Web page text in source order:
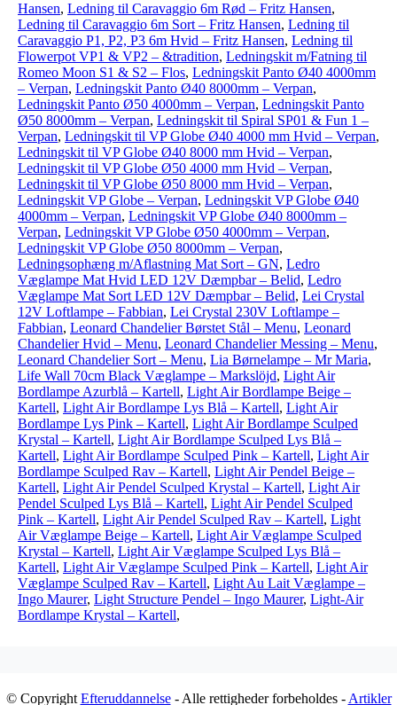
Hansen, Ledning til Caravaggio 6m Rød – Fritz Hansen,
Ledning til Caravaggio 6m Sort – Fritz Hansen, Ledning til
Caravaggio P1, P2, P3 6m Hvid – Fritz Hansen, Ledning til
Flowerpot VP1 & VP2 – &tradition, Ledningskit m/Fatning til
Romeo Moon S1 & S2 – Flos, Ledningskit Panto Ø40 4000mm
– Verpan, Ledningskit Panto Ø40 8000mm – Verpan,
Ledningskit Panto Ø50 4000mm – Verpan, Ledningskit Panto
Ø50 8000mm – Verpan, Ledningskit til Spiral SP01 & Fun 1 –
Verpan, Ledningskit til VP Globe Ø40 4000 mm Hvid – Verpan,
Ledningskit til VP Globe Ø40 8000 mm Hvid – Verpan,
Ledningskit til VP Globe Ø50 4000 mm Hvid – Verpan,
Ledningskit til VP Globe Ø50 8000 mm Hvid – Verpan,
Ledningskit VP Globe – Verpan, Ledningskit VP Globe Ø40
4000mm – Verpan, Ledningskit VP Globe Ø40 8000mm –
Verpan, Ledningskit VP Globe Ø50 4000mm – Verpan,
Ledningskit VP Globe Ø50 8000mm – Verpan,
Ledningsophæng m/Aflastning Mat Sort – GN, Ledro
Væglampe Mat Hvid LED 12V Dæmpbar – Belid, Ledro
Væglampe Mat Sort LED 12V Dæmpbar – Belid, Lei Crystal
12V Loftlampe – Fabbian, Lei Crystal 230V Loftlampe –
Fabbian, Leonard Chandelier Børstet Stål – Menu, Leonard
Chandelier Hvid – Menu, Leonard Chandelier Messing – Menu,
Leonard Chandelier Sort – Menu, Lia Børnelampe – Mr Maria,
Life Wall 70cm Black Væglampe – Markslöjd, Light Air
Bordlampe Azurblå – Kartell, Light Air Bordlampe Beige –
Kartell, Light Air Bordlampe Lys Blå – Kartell, Light Air
Bordlampe Lys Pink – Kartell, Light Air Bordlampe Sculped
Krystal – Kartell, Light Air Bordlampe Sculped Lys Blå –
Kartell, Light Air Bordlampe Sculped Pink – Kartell, Light Air
Bordlampe Sculped Rav – Kartell, Light Air Pendel Beige –
Kartell, Light Air Pendel Sculped Krystal – Kartell, Light Air
Pendel Sculped Lys Blå – Kartell, Light Air Pendel Sculped
Pink – Kartell, Light Air Pendel Sculped Rav – Kartell, Light
Air Væglampe Beige – Kartell, Light Air Væglampe Sculped
Krystal – Kartell, Light Air Væglampe Sculped Lys Blå –
Kartell, Light Air Væglampe Sculped Pink – Kartell, Light Air
Væglampe Sculped Rav – Kartell, Light Au Lait Væglampe –
Ingo Maurer, Light Structure Pendel – Ingo Maurer, Light-Air
Bordlampe Krystal – Kartell,
© Copyright Efteruddannelse- Alle rettigheder forbeholdes - Artikler